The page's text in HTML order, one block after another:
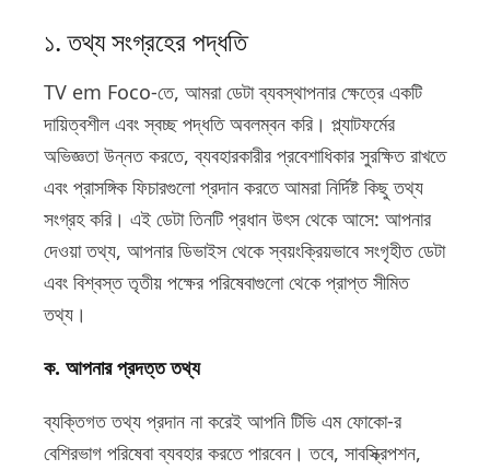
১. তথ্য সংগ্রহের পদ্ধতি
TV em Foco-তে, আমরা ডেটা ব্যবস্থাপনার ক্ষেত্রে একটি
দায়িত্বশীল এবং স্বচ্ছ পদ্ধতি অবলম্বন করি। প্ল্যাটফর্মের
অভিজ্ঞতা উন্নত করতে, ব্যবহারকারীর প্রবেশাধিকার সুরক্ষিত রাখতে
এবং প্রাসঙ্গিক ফিচারগুলো প্রদান করতে আমরা নির্দিষ্ট কিছু তথ্য
সংগ্রহ করি। এই ডেটা তিনটি প্রধান উৎস থেকে আসে: আপনার
দেওয়া তথ্য, আপনার ডিভাইস থেকে স্বয়ংক্রিয়ভাবে সংগৃহীত ডেটা
এবং বিশ্বস্ত তৃতীয় পক্ষের পরিষেবাগুলো থেকে প্রাপ্ত সীমিত
তথ্য।
ক. আপনার প্রদত্ত তথ্য
ব্যক্তিগত তথ্য প্রদান না করেই আপনি টিভি এম ফোকো-র
বেশিরভাগ পরিষেবা ব্যবহার করতে পারবেন। তবে, সাবস্ক্রিপশন,